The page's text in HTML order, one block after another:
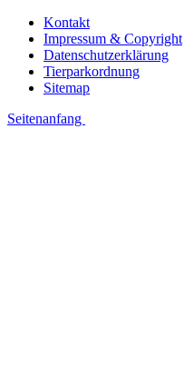
Kontakt
Impressum & Copyright
Datenschutzerklärung
Tierparkordnung
Sitemap
Seitenanfang